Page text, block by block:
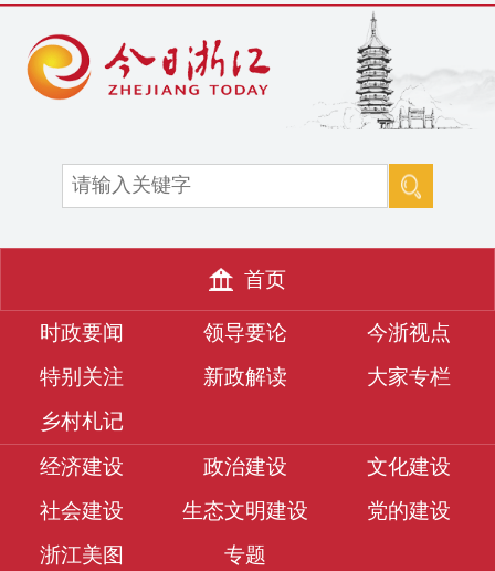
首页
时政要闻 领导要论
今浙视点
特别关注
新政解读
大家专栏
乡村札记
经济建设
政治建设
文化建设
社会建设
生态文明建设
党的建设
浙江美图
专题